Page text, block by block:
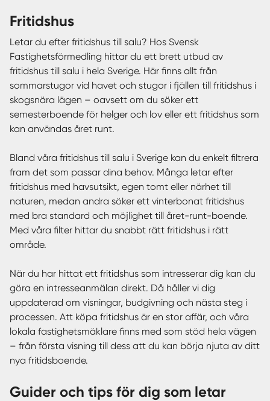
fritidshus
Letar du efter fritidshus till salu? Hos Svensk
Fastighetsförmedling hittar du ett brett utbud av
fritidshus till salu i hela Sverige. Här finns allt från
sommarstugor vid havet och stugor i fjällen till fritidshus i
skogsnära lägen – oavsett om du söker ett
semesterboende för helger och lov eller ett fritidshus som
kan användas året runt.
Bland våra fritidshus till salu i Sverige kan du enkelt filtrera
fram det som passar dina behov. Många letar efter
fritidshus med havsutsikt, egen tomt eller närhet till
naturen, medan andra söker ett vinterbonat fritidshus
med bra standard och möjlighet till året-runt-boende.
Med våra filter hittar du snabbt rätt fritidshus i rätt
område.
När du har hittat ett fritidshus som intresserar dig kan du
göra en intresseanmälan direkt. Då håller vi dig
uppdaterad om visningar, budgivning och nästa steg i
processen. Att köpa fritidshus är en stor affär, och våra
lokala fastighetsmäklare finns med som stöd hela vägen
– från första visning till dess att du kan börja njuta av ditt
nya fritidsboende.
Guider och tips för dig som letar